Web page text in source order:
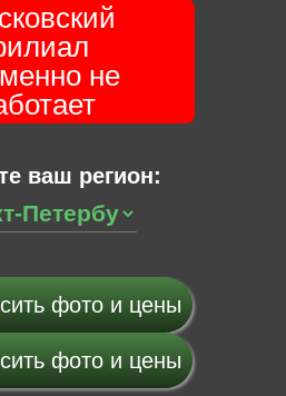
не
ваш регион:
фото и цены
фото и цены